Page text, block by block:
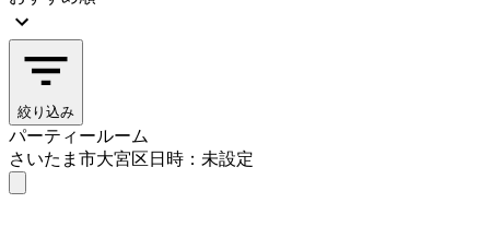
絞り込み
パーティールーム
さいたま市大宮区日時：未設定